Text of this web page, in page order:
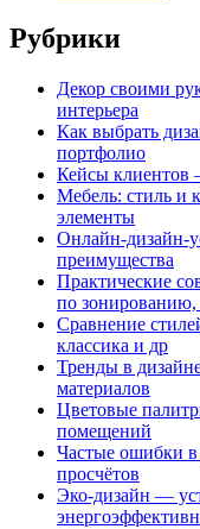
Рубрики
Декор своими
интерьера
Как выбрать
портфолио
Кейсы клиентов
Мебель: стиль и
элементы
Онлайн-дизайн-
преимущества
Практические
по
Сравнение
классика и др
Тренды в
материалов
Цветовые
помещений
Частые ошибки
просчётов
Эко-дизайн —